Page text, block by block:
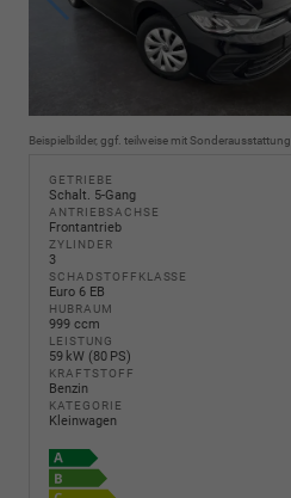
Beispielbilder, ggf. teilweise mit Sonderausstattung
GETRIEBE
Schalt. 5-Gang
ANTRIEBSACHSE
Frontantrieb
ZYLINDER
3
SCHADSTOFFKLASSE
Euro 6 EB
HUBRAUM
999 ccm
LEISTUNG
59 kW (80 PS)
KRAFTSTOFF
Benzin
KATEGORIE
Kleinwagen